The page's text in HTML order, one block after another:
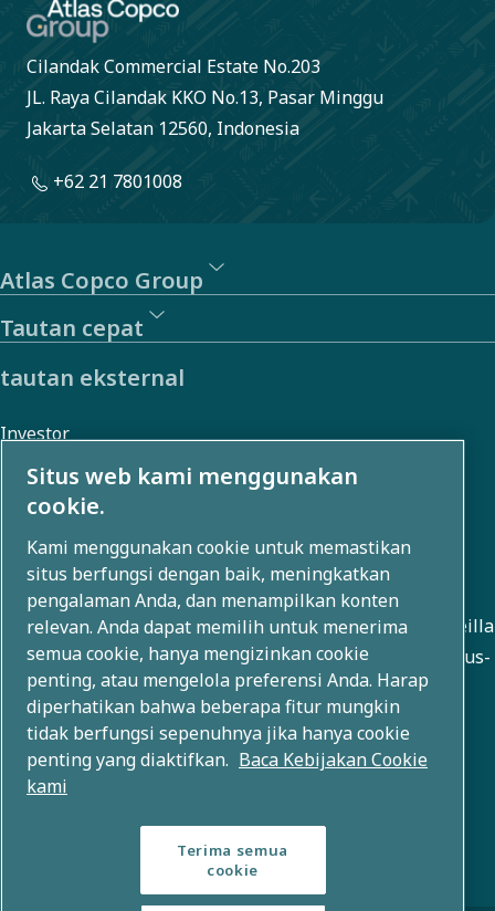
Cilandak Commercial Estate No.203
JL. Raya Cilandak KKO No.13, Pasar Minggu
Jakarta Selatan 12560, Indonesia
+62 21 7801008
Atlas Copco Group
Tautan cepat
tautan eksternal
Investor
Galeri foto dan video
Tentang kami
Atlas Copco Group kehittää innovatiivisia ratkaisuja useilla
liiketoiminta-alueilla, kuten paineilma-, tyhjiö-, teollisuus-
ja voimatekniikassa. Yli 80 brändin maailmanlaajuisen
portfolion avulla mahdollistamme teknologian, joka
muuttaa tulevaisuutta.
Situs web kami menggunakan
cookie.
Kami menggunakan cookie untuk memastikan
situs berfungsi dengan baik, meningkatkan
pengalaman Anda, dan menampilkan konten
relevan. Anda dapat memilih untuk menerima
semua cookie, hanya mengizinkan cookie
penting, atau mengelola preferensi Anda. Harap
diperhatikan bahwa beberapa fitur mungkin
tidak berfungsi sepenuhnya jika hanya cookie
penting yang diaktifkan. Baca Kebijakan Cookie
kami
Terima semua
cookie